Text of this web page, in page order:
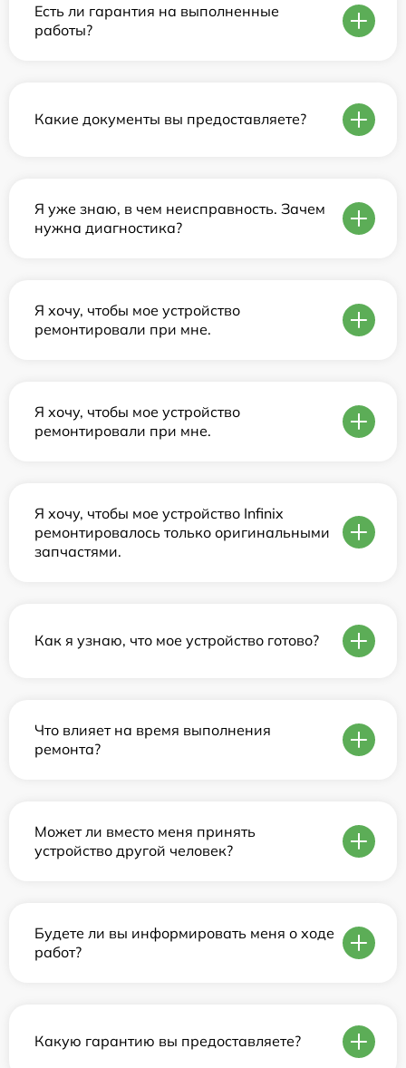
Есть ли гарантия на выполненные
работы?
Какие документы вы предоставляете?
Я уже знаю, в чем неисправность. Зачем
нужна диагностика?
Я хочу, чтобы мое устройство
ремонтировали при мне.
Я хочу, чтобы мое устройство
ремонтировали при мне.
Я хочу, чтобы мое устройство Infinix
ремонтировалось только оригинальными
запчастями.
Как я узнаю, что мое устройство готово?
Что влияет на время выполнения
ремонта?
Может ли вместо меня принять
устройство другой человек?
Будете ли вы информировать меня о ходе
работ?
Какую гарантию вы предоставляете?